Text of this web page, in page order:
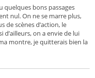
quelques bons passages
nul. On ne se marre plus,
de scènes d’action, le
d’ailleurs, on a envie de lui
montre, je quitterais bien la